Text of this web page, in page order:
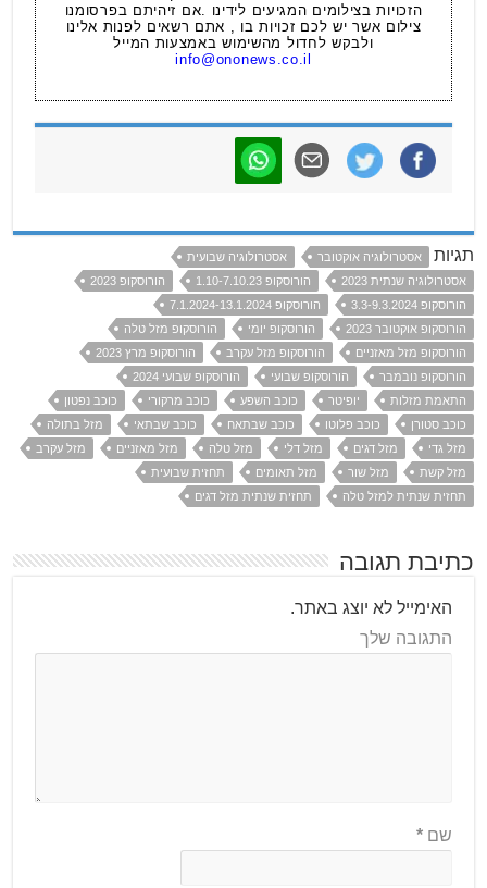
הזכויות בצילומים המגיעים לידינו .אם זיהיתם בפרסומנו
צילום אשר יש לכם זכויות בו , אתם רשאים לפנות אלינו
ולבקש לחדול מהשימוש באמצעות המייל
info@ononews.co.il
תגיות אסטרולוגיה אוקטובר
אסטרולוגיה שבועית
אסטרולוגיה שנתית 2023
הורוסקופ 1.10-7.10.23
הורוסקופ 2023
הורוסקופ 3.3-9.3.2024
הורוסקופ 7.1.2024-13.1.2024
הורוסקופ אוקטובר 2023
הורוסקופ יומי
הורוסקופ מזל טלה
הורוסקופ מזל מאזניים
הורוסקופ מזל עקרב
הורוסקופ מרץ 2023
הורוסקופ נובמבר
הורוסקופ שבועי
הורוסקופ שבועי 2024
התאמת מזלות
יופיטר כוכב השפע כוכב מרקורי
כוכב נפטון
כוכב סטורן
כוכב פלוטו כוכב שבתאח כוכב שבתאי
מזל בתולה
מזל גדי
מזל דגים מזל דלי מזל טלה מזל מאזניים
מזל עקרב
מזל קשת
מזל שור מזל תאומים
תחזית שבועית
תחזית שנתית למזל טלה
תחזית שנתית מזל דגים
כתיבת תגובה
האימייל לא יוצג באתר.
התגובה שלך
שם*